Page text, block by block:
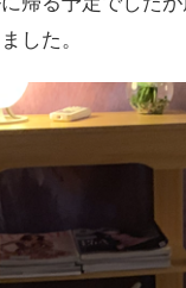
した。